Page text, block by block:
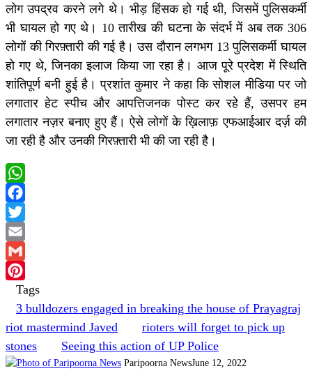
लोग उपद्रव करने लगे थे। भीड़ हिंसक हो गई थी, जिसमें पुलिसकर्मी
भी घायल हो गए थे। 10 तारीख की घटना के संदर्भ में अब तक 306
लोगों की गिरफ़्तारी की गई है। उस दौरान लगभग 13 पुलिसकर्मी घायल
हो गए थे, जिनका इलाज किया जा रहा है। आज पूरे प्रदेश में स्थिति
शांतिपूर्ण बनी हुई है। प्रशांत कुमार ने कहा कि सोशल मीडिया पर जो
लगातार हेट स्पीच और आपत्तिजनक पोस्ट कर रहे हैं, उसपर हम
लगातार नज़र बनाए हुए हैं। ऐसे लोगों के ख़िलाफ़ एफआईआर दर्ज़ की
जा रही है और उनकी गिरफ़्तारी भी की जा रही है।
WhatsApp
Facebook
Twitter
Email
Gmail
Pinterest
Tags
3 bulldozers engaged in breaking the house of Prayagraj
riot mastermind Javed
rioters will forget to pick up
stones
Seeing this action of UP Police
Paripoorna NewsJune 12, 2022